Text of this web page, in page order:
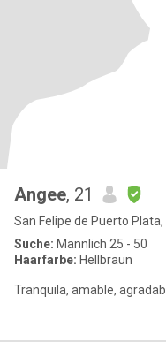
Angee, 21
San Felipe de Puerto
Suche: Männlich 25 - 50
Haarfarbe: Hellbraun
Tranquila, amable,